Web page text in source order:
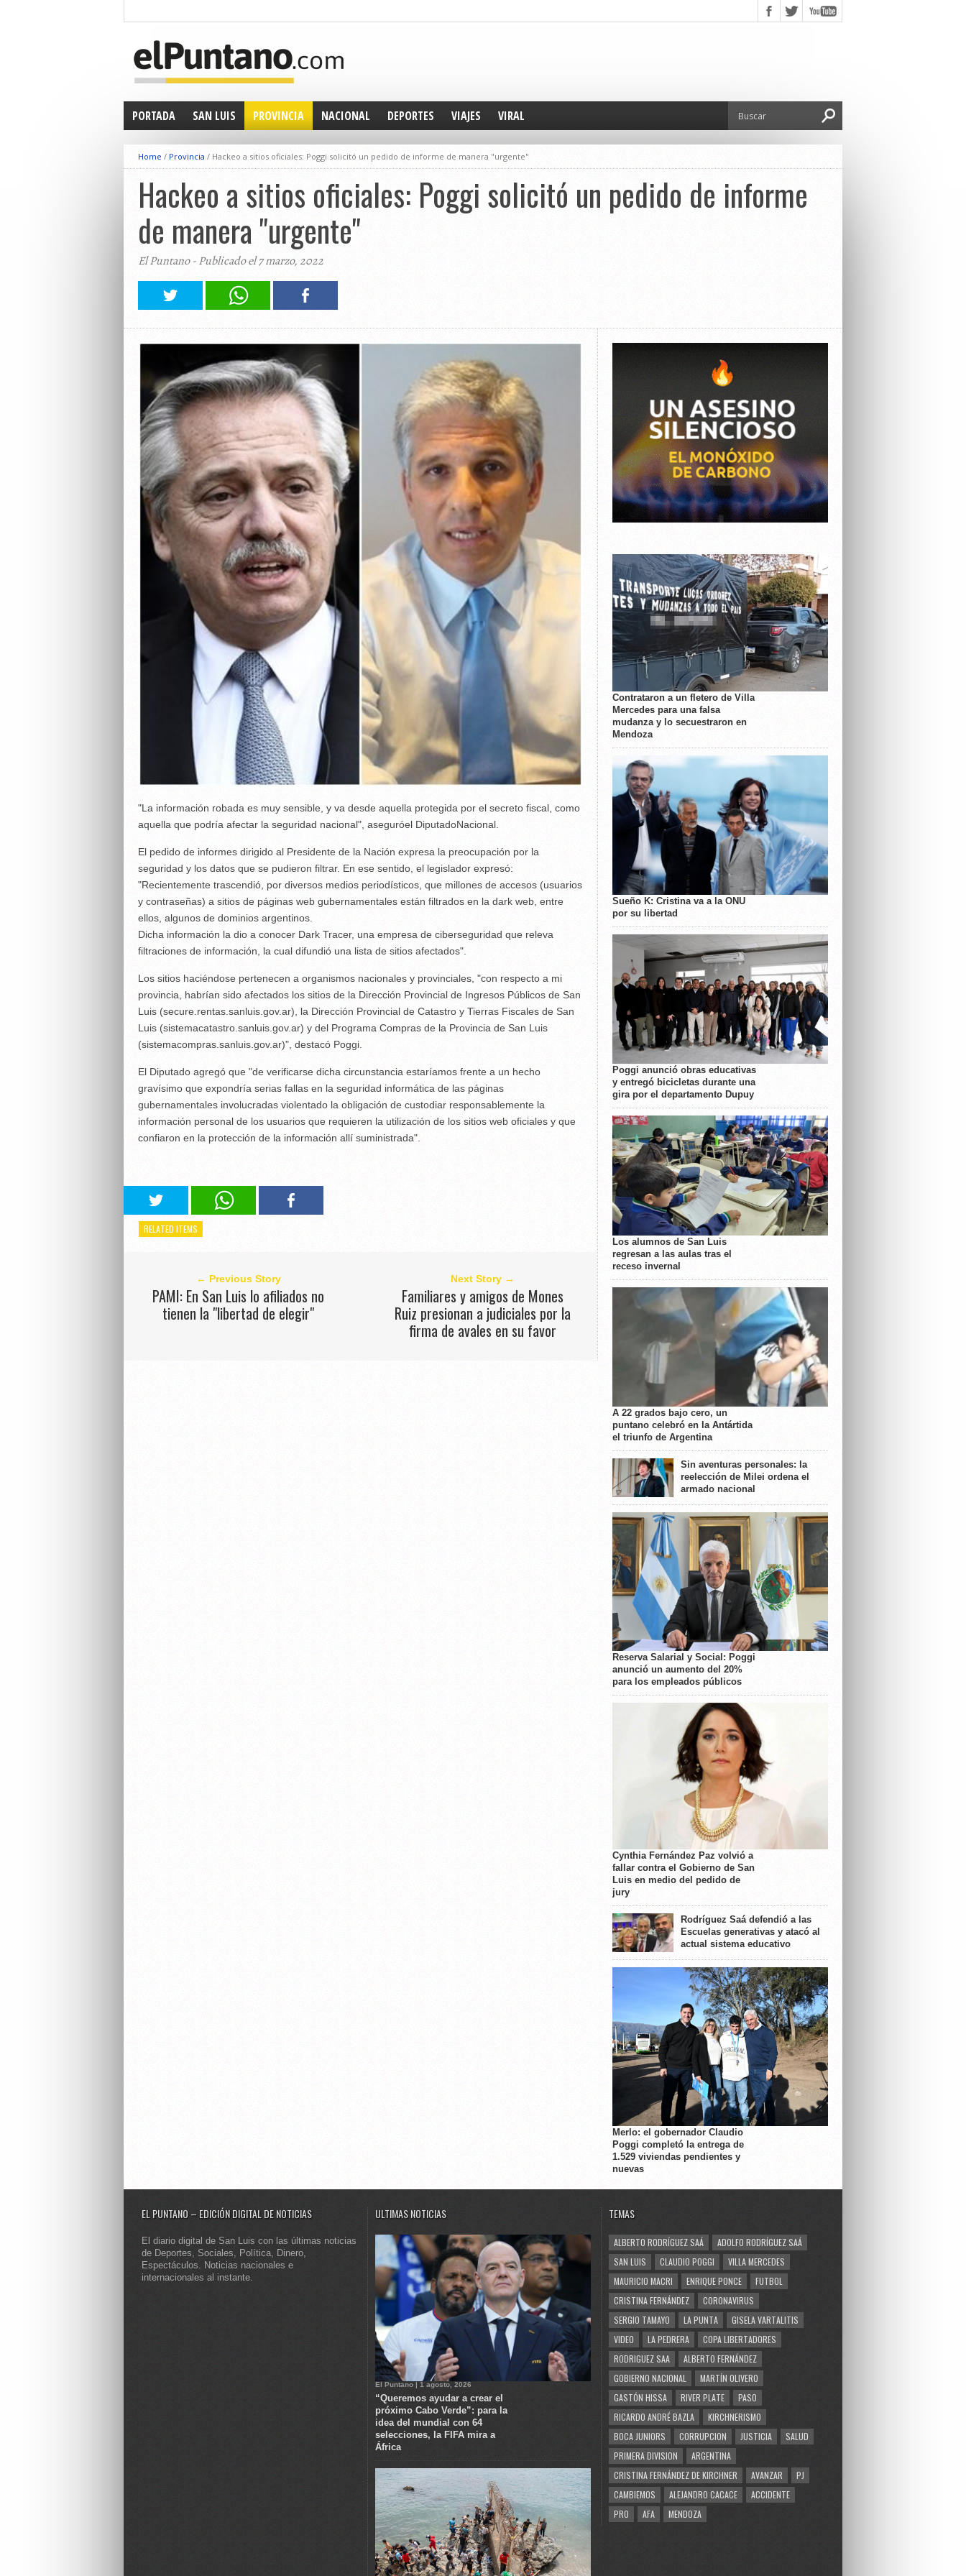
PORTADA SAN LUIS PROVINCIA NACIONAL DEPORTES VIAJES VIRAL
Home / Provincia / Hackeo a sitios oficiales: Poggi solicitó un pedido de informe de manera "urgente"
Hackeo a sitios oficiales: Poggi solicitó un pedido de informe
de manera "urgente"
El Puntano - Publicado el 7 marzo, 2022
"La información robada es muy sensible, y va desde aquella protegida por el secreto fiscal, como
aquella que podría afectar la seguridad nacional", aseguróel DiputadoNacional.
El pedido de informes dirigido al Presidente de la Nación expresa la preocupación por la
seguridad y los datos que se pudieron filtrar. En ese sentido, el legislador expresó:
"Recientemente trascendió, por diversos medios periodísticos, que millones de accesos (usuarios
y contraseñas) a sitios de páginas web gubernamentales están filtrados en la dark web, entre
ellos, algunos de dominios argentinos.
Dicha información la dio a conocer Dark Tracer, una empresa de ciberseguridad que releva
filtraciones de información, la cual difundió una lista de sitios afectados".
Los sitios haciéndose pertenecen a organismos nacionales y provinciales, "con respecto a mi
provincia, habrían sido afectados los sitios de la Dirección Provincial de Ingresos Públicos de San
Luis (secure.rentas.sanluis.gov.ar), la Dirección Provincial de Catastro y Tierras Fiscales de San
Luis (sistemacatastro.sanluis.gov.ar) y del Programa Compras de la Provincia de San Luis
(sistemacompras.sanluis.gov.ar)", destacó Poggi.
El Diputado agregó que "de verificarse dicha circunstancia estaríamos frente a un hecho
gravísimo que expondría serias fallas en la seguridad informática de las páginas
gubernamentales involucradas violentado la obligación de custodiar responsablemente la
información personal de los usuarios que requieren la utilización de los sitios web oficiales y que
confiaron en la protección de la información allí suministrada".
RELATED ITEMS
← Previous Story
PAMI: En San Luis lo afiliados no
tienen la "libertad de elegir"
Next Story →
Familiares y amigos de Mones
Ruiz presionan a judiciales por la
firma de avales en su favor
Contrataron a un fletero de Villa
Mercedes para una falsa
mudanza y lo secuestraron en
Mendoza
Sueño K: Cristina va a la ONU
por su libertad
Poggi anunció obras educativas
y entregó bicicletas durante una
gira por el departamento Dupuy
Los alumnos de San Luis
regresan a las aulas tras el
receso invernal
A 22 grados bajo cero, un
puntano celebró en la Antártida
el triunfo de Argentina
Sin aventuras personales: la
reelección de Milei ordena el
armado nacional
Reserva Salarial y Social: Poggi
anunció un aumento del 20%
para los empleados públicos
Cynthia Fernández Paz volvió a
fallar contra el Gobierno de San
Luis en medio del pedido de
jury
Rodríguez Saá defendió a las
Escuelas generativas y atacó al
actual sistema educativo
Merlo: el gobernador Claudio
Poggi completó la entrega de
1.529 viviendas pendientes y
nuevas
EL PUNTANO – EDICIÓN DIGITAL DE NOTICIAS
El diario digital de San Luis con las últimas noticias
de Deportes, Sociales, Política, Dinero,
Espectáculos. Noticias nacionales e
internacionales al instante.
ULTIMAS NOTICIAS
El Puntano | 1 agosto, 2026
“Queremos ayudar a crear el
próximo Cabo Verde”: para la
idea del mundial con 64
selecciones, la FIFA mira a
África
TEMAS
ALBERTO RODRÍGUEZ SAÁ
ADOLFO RODRÍGUEZ SAÁ
SAN LUIS
CLAUDIO POGGI
VILLA MERCEDES
MAURICIO MACRI
ENRIQUE PONCE
FUTBOL
CRISTINA FERNÁNDEZ
CORONAVIRUS
SERGIO TAMAYO
LA PUNTA
GISELA VARTALITIS
VIDEO
LA PEDRERA
COPA LIBERTADORES
RODRIGUEZ SAA
ALBERTO FERNÁNDEZ
GOBIERNO NACIONAL
MARTÍN OLIVERO
GASTÓN HISSA
RIVER PLATE
PASO
RICARDO ANDRÉ BAZLA
KIRCHNERISMO
BOCA JUNIORS
CORRUPCION JUSTICIA
SALUD
PRIMERA DIVISION
ARGENTINA
CRISTINA FERNÁNDEZ DE KIRCHNER
AVANZAR
PJ
CAMBIEMOS
ALEJANDRO CACACE
ACCIDENTE
PRO
AFA MENDOZA